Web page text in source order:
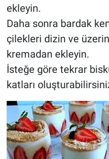
ekleyin.
Daha sonra bardak
çilekleri dizin ve
kremadan ekleyin.
İsteğe göre tekrar
katları